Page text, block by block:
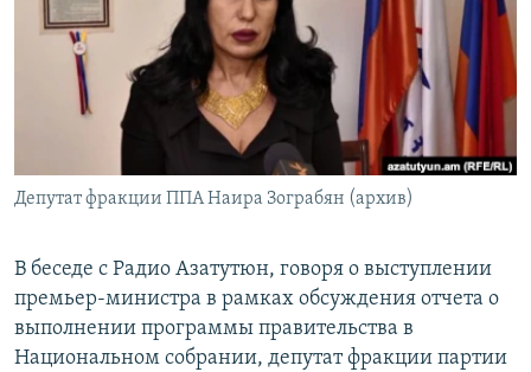
Հայերեն
English
Русский
Все сайты Радио Азатутюн
Депутат фракции ППА Наира Зограбян (архив)
В беседе с Радио Азатутюн, говоря о выступлении
премьер-министра в рамках обсуждения отчета о
выполнении программы правительства в
Национальном собрании, депутат фракции партии